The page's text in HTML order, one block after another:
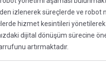
izlenerek süreçlerde ve robot
hizmet kesintileri
dijital dönüşüm sürecine
artırmaktadır.